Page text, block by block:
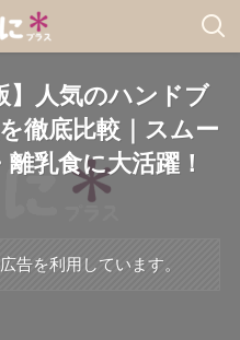
】人気のハンドブ
徹底比較｜スムー
乳食に大活躍！
告を利用しています。